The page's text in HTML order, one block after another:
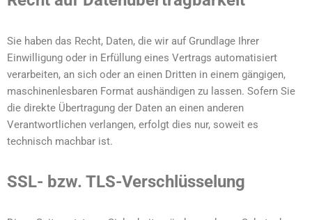
Sie haben das Recht, Daten, die wir auf Grundlage Ihrer
Einwilligung oder in Erfüllung eines Vertrags automatisiert
verarbeiten, an sich oder an einen Dritten in einem gängigen,
maschinenlesbaren Format aushändigen zu lassen. Sofern Sie
die direkte Übertragung der Daten an einen anderen
Verantwortlichen verlangen, erfolgt dies nur, soweit es
technisch machbar ist.
SSL- bzw. TLS-Verschlüsselung